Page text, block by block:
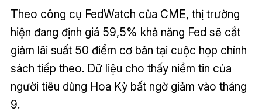
Theo công cụ FedWatch của CME, thị trường
hiện đang định giá 59,5% khả năng Fed sẽ cắt
giảm lãi suất 50 điểm cơ bản tại cuộc họp chính
sách tiếp theo. Dữ liệu cho thấy niềm tin của
người tiêu dùng Hoa Kỳ bất ngờ giảm vào tháng
9.